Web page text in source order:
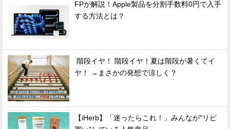
FPが解説！Apple製品を分割手数料0円で入手
する方法とは？
階段イヤ！ 階段イヤ！夏は階段が暑くてイ
ヤ！ →まさかの発想で涼しく？
【iHerb】「迷ったらこれ！」みんなが"リピ